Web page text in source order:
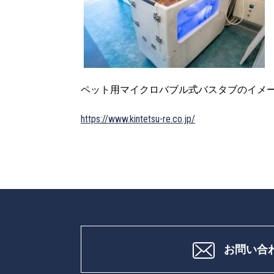
ペット用マイクロバブル式バスタブのイメ
https://www.kintetsu-re.co.jp/
お問い合